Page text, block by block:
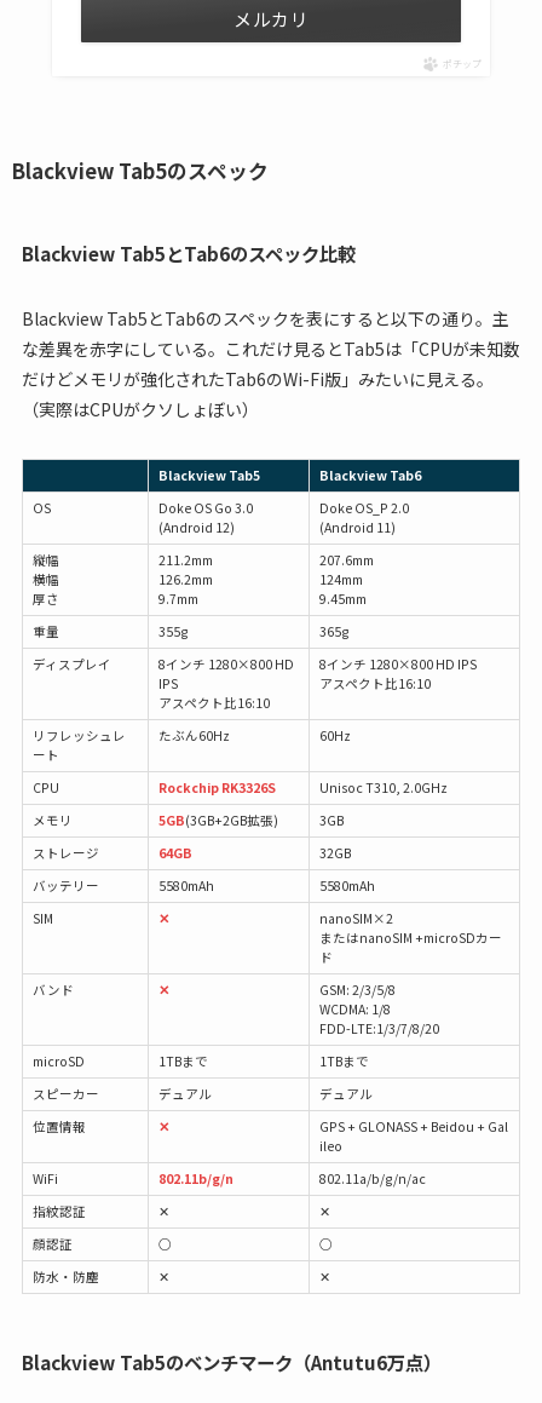
メルカリ
ポチップ
Blackview Tab5のスペック
Blackview Tab5とTab6のスペック比較
Blackview Tab5とTab6のスペックを表にすると以下の通り。主
な差異を赤字にしている。これだけ見るとTab5は「CPUが未知数
だけどメモリが強化されたTab6のWi-Fi版」みたいに見える。
（実際はCPUがクソしょぼい）
Blackview Tab5
Blackview Tab6
OS
Doke OS Go 3.0
(Android 12)
Doke OS_P 2.0
(Android 11)
縦幅
横幅
厚さ
211.2mm
126.2mm
9.7mm
207.6mm
124mm
9.45mm
重量
355g
365g
ディスプレイ
8インチ 1280×800 HD
IPS
アスペクト比16:10
8インチ 1280×800 HD IPS
アスペクト比16:10
リフレッシュレ
ート
たぶん60Hz 60Hz
CPU Rockchip RK3326S
Unisoc T310, 2.0GHz
メモリ
5GB(3GB+2GB拡張)
3GB
ストレージ
64GB
32GB
バッテリー
5580mAh
5580mAh
SIM
✕
nanoSIM×2
またはnanoSIM +microSDカー
ド
バンド
✕
GSM: 2/3/5/8
WCDMA: 1/8
FDD-LTE:1/3/7/8/20
microSD
1TBまで
1TBまで
スピーカー
デュアル
デュアル
位置情報
✕
GPS + GLONASS + Beidou + Gal
ileo
WiFi
802.11b/g/n
802.11a/b/g/n/ac
指紋認証
✕
✕
顔認証
○
○
防水・防塵
✕ ✕
Blackview Tab5のベンチマーク（Antutu6万点）